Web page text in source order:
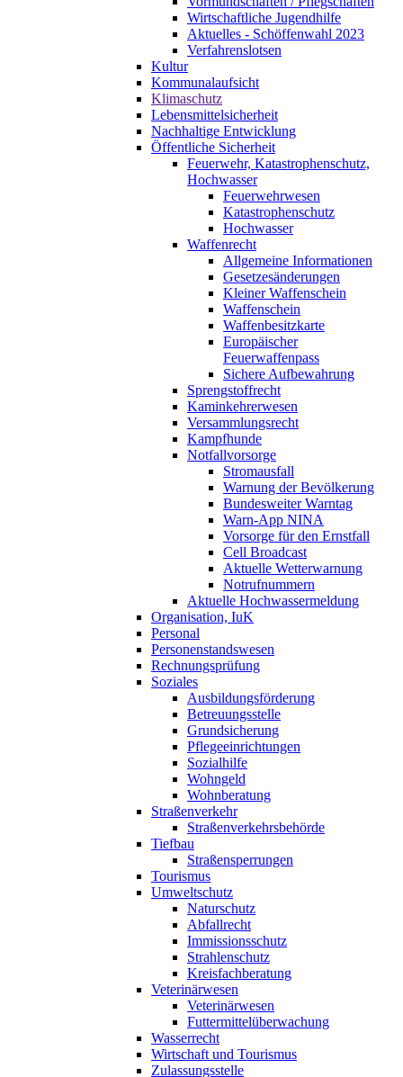
Wirtschaftliche Jugendhilfe
Aktuelles - Schöffenwahl 2023
Verfahrenslotsen
Kultur
Kommunalaufsicht
Klimaschutz
Lebensmittelsicherheit
Nachhaltige Entwicklung
Öffentliche Sicherheit
Feuerwehr, Katastrophenschutz,
Hochwasser
Feuerwehrwesen
Katastrophenschutz
Hochwasser
Waffenrecht
Allgemeine Informationen
Gesetzesänderungen
Kleiner Waffenschein
Waffenschein
Waffenbesitzkarte
Europäischer
Feuerwaffenpass
Sichere Aufbewahrung
Sprengstoffrecht
Kaminkehrerwesen
Versammlungsrecht
Kampfhunde
Notfallvorsorge
Stromausfall
Warnung der Bevölkerung
Bundesweiter Warntag
Warn-App NINA
Vorsorge für den Ernstfall
Cell Broadcast
Aktuelle Wetterwarnung
Notrufnummern
Aktuelle Hochwassermeldung
Organisation, IuK
Personal
Personenstandswesen
Rechnungsprüfung
Soziales
Ausbildungsförderung
Betreuungsstelle
Grundsicherung
Pflegeeinrichtungen
Sozialhilfe
Wohngeld
Wohnberatung
Straßenverkehr
Straßenverkehrsbehörde
Tiefbau
Straßensperrungen
Tourismus
Umweltschutz
Naturschutz
Abfallrecht
Immissionsschutz
Strahlenschutz
Kreisfachberatung
Veterinärwesen
Veterinärwesen
Futtermittelüberwachung
Wasserrecht
Wirtschaft und Tourismus
Zulassungsstelle